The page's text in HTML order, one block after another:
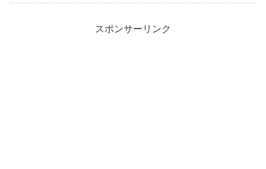
スポンサーリンク